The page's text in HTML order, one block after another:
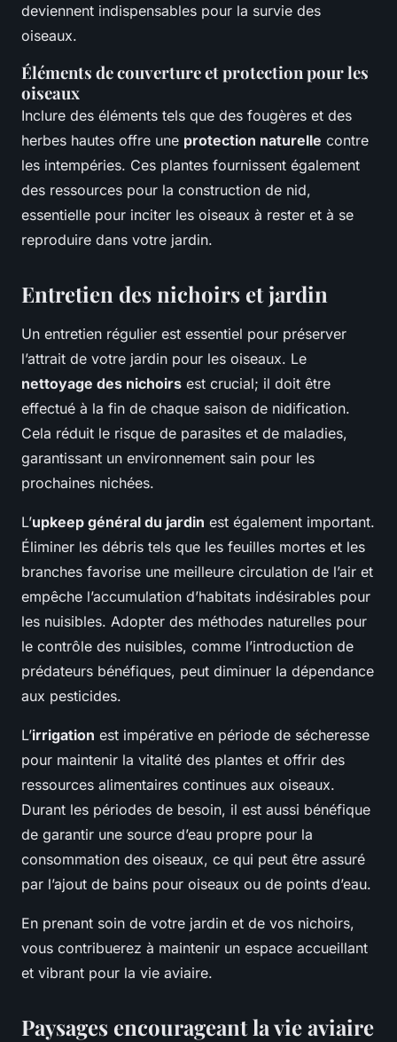
deviennent indispensables pour la survie des
oiseaux.
Éléments de couverture et protection pour les
oiseaux
Inclure des éléments tels que des fougères et des
herbes hautes offre une protection naturelle contre
les intempéries. Ces plantes fournissent également
des ressources pour la construction de nid,
essentielle pour inciter les oiseaux à rester et à se
reproduire dans votre jardin.
Entretien des nichoirs et jardin
Un entretien régulier est essentiel pour préserver
l’attrait de votre jardin pour les oiseaux. Le
nettoyage des nichoirs est crucial; il doit être
effectué à la fin de chaque saison de nidification.
Cela réduit le risque de parasites et de maladies,
garantissant un environnement sain pour les
prochaines nichées.
L’upkeep général du jardin est également important.
Éliminer les débris tels que les feuilles mortes et les
branches favorise une meilleure circulation de l’air et
empêche l’accumulation d’habitats indésirables pour
les nuisibles. Adopter des méthodes naturelles pour
le contrôle des nuisibles, comme l’introduction de
prédateurs bénéfiques, peut diminuer la dépendance
aux pesticides.
L’irrigation est impérative en période de sécheresse
pour maintenir la vitalité des plantes et offrir des
ressources alimentaires continues aux oiseaux.
Durant les périodes de besoin, il est aussi bénéfique
de garantir une source d’eau propre pour la
consommation des oiseaux, ce qui peut être assuré
par l’ajout de bains pour oiseaux ou de points d’eau.
En prenant soin de votre jardin et de vos nichoirs,
vous contribuerez à maintenir un espace accueillant
et vibrant pour la vie aviaire.
Paysages encourageant la vie aviaire